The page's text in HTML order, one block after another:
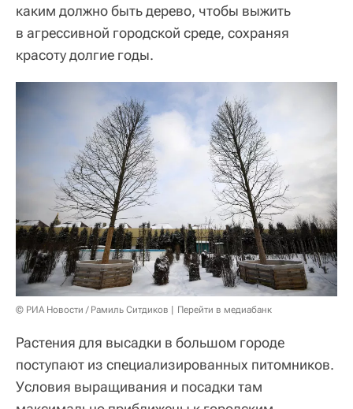
каким должно быть дерево, чтобы выжить
в агрессивной городской среде, сохраняя
красоту долгие годы.
© РИА Новости / Рамиль Ситдиков Перейти в медиабанк
Растения для высадки в большом городе
поступают из специализированных питомников.
Условия выращивания и посадки там